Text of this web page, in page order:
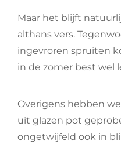
Maar het blijft
althans vers.
ingevroren spruiten
in de zomer best wel
Overigens hebben
uit glazen pot
ongetwijfeld ook in